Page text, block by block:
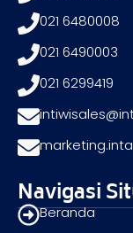
021 6480008
021 6490003
021 6299419
Navigasi
Beranda